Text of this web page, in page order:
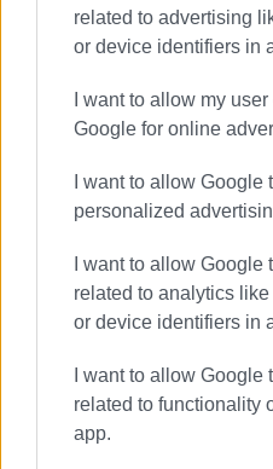
related to advertising
or device identifiers in
I want to allow my
Google for online
I want to allow Google
personalized
I want to allow
related to analytics
or device identifiers in
I want to allow
related to functionality
app.
Ακολουθήστε το